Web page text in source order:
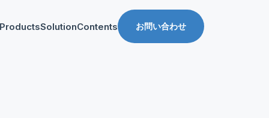
ProductsSolutionContents お問い合わせ